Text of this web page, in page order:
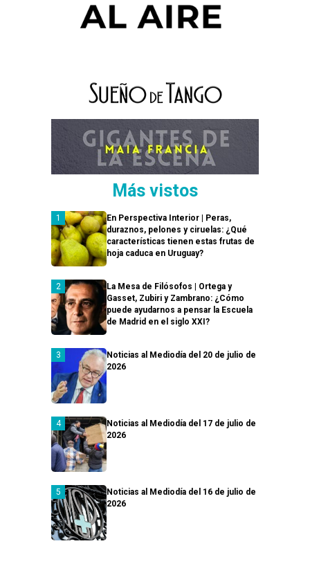
Más vistos
En Perspectiva Interior | Peras,
duraznos, pelones y ciruelas: ¿Qué
características tienen estas frutas de
hoja caduca en Uruguay?
La Mesa de Filósofos | Ortega y
Gasset, Zubiri y Zambrano: ¿Cómo
puede ayudarnos a pensar la Escuela
de Madrid en el siglo XXI?
Noticias al Mediodía del 20 de julio de
2026
Noticias al Mediodía del 17 de julio de
2026
Noticias al Mediodía del 16 de julio de
2026